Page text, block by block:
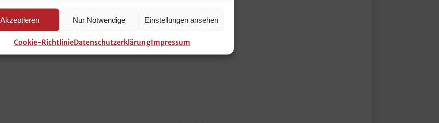
Akzeptieren Nur Notwendige Einstellungen ansehen
Cookie-RichtlinieDatenschutzerklärungImpressum